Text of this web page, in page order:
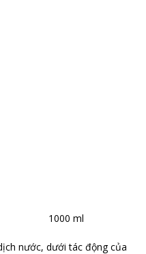
vđ. 1000 ml
nước, dưới tác động của